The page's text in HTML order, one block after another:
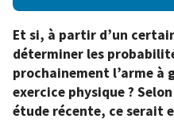
Et si, à partir d’un
déterminer les
prochainement l’arme à
exercice physique ?
étude récente, ce serait